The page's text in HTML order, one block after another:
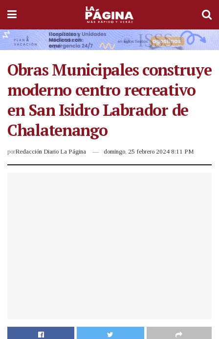
Obras Municipales construye
moderno centro recreativo
en San Isidro Labrador de
Chalatenango
porRedacción Diario La Página domingo, 25 febrero 2024 8:11 PM